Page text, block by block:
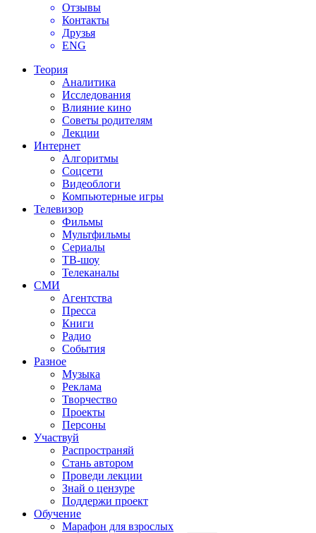
Отзывы
Контакты
Друзья
ENG
Теория
Аналитика
Исследования
Влияние кино
Советы родителям
Лекции
Интернет
Алгоритмы
Соцсети
Видеоблоги
Компьютерные игры
Телевизор
Фильмы
Мультфильмы
Сериалы
ТВ-шоу
Телеканалы
СМИ
Агентства
Пресса
Книги
Радио
События
Разное
Музыка
Реклама
Творчество
Проекты
Персоны
Участвуй
Распространяй
Стань автором
Проведи лекции
Знай о цензуре
Поддержи проект
Обучение
Марафон для взрослых